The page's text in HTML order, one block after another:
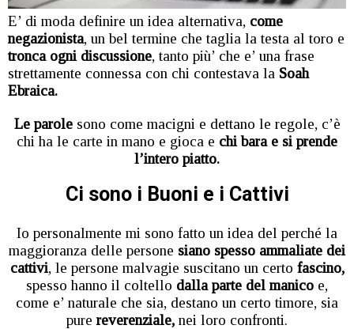
E’ di moda definire un idea alternativa, come
negazionista, un bel termine che taglia la testa al toro e
tronca ogni discussione, tanto più’ che e’ una frase
strettamente connessa con chi contestava la Soah
Ebraica.
Le parolesono come macigni e dettano le regole, c’è
chi ha le carte in mano e gioca e chi bara e si prende
l’intero piatto.
Ci sono i Buoni e i Cattivi
Io personalmente mi sono fatto un idea del perché la
maggioranza delle persone siano spesso ammaliate dei
cattivi, le persone malvagie suscitano un certo fascino,
spesso hanno il coltello dalla parte del manico e,
come e’ naturale che sia, destano un certo timore, sia
pure reverenziale, nei loro confronti.